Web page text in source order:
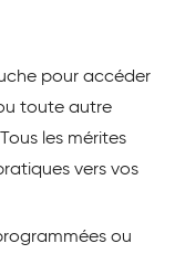
pour accéder
toute autre
les mérites
vers vos
ou